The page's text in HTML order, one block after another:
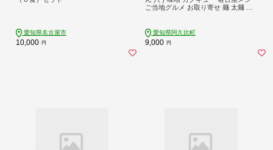
愛知県名古屋市
10,000 円
ご当地グルメ お取り寄せ 麺 太麺 国
愛知県阿久比町
9,000 円